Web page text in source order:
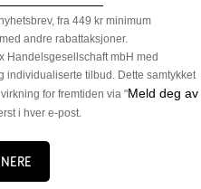
fra 449 kr minimum
andre rabattaksjoner.
Handelsgesellschaft mbH med
individualiserte tilbud. Dette samtykket
for fremtiden via "Meld deg av
i hver e-post.